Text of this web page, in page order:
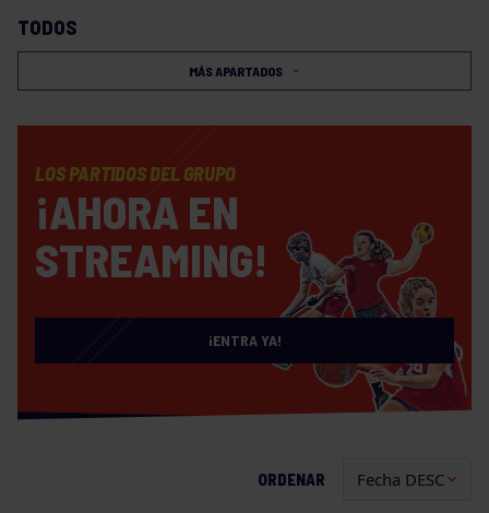
TODOS
MÁS APARTADOS
LOS PARTIDOS DEL GRUPO
¡AHORA EN
STREAMING!
¡ENTRA YA!
ORDENAR